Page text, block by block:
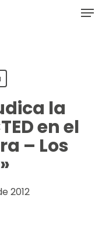
la
en el
– Los
2012